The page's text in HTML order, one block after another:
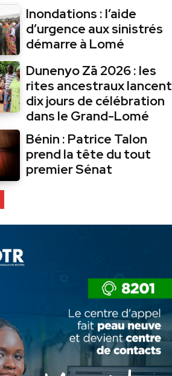
Inondations : l’aide
d’urgence aux sinistrés
démarre à Lomé
Dunenyo Zā 2026 : les
rites ancestraux lancent
dix jours de célébration
dans le Grand-Lomé
Bénin : Patrice Talon
prend la tête du tout
premier Sénat